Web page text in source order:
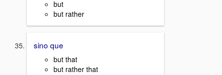
but
but rather
sino que
but that
but rather that